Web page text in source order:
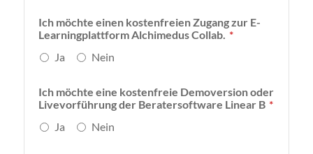
Ich möchte einen kostenfreien Zugang zur E-
Learningplattform Alchimedus Collab. *
Ja
Nein
Ich möchte eine kostenfreie Demoversion oder
Livevorführung der Beratersoftware Linear B *
Ja
Nein